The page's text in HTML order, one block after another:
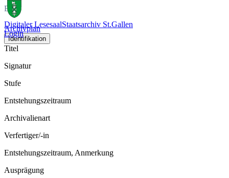
Digitaler LesesaalStaatsarchiv St.Gallen
Login
Bild
Archivplan
Identifikation
Titel
Signatur
Stufe
Entstehungszeitraum
Archivalienart
Verfertiger/-in
Entstehungszeitraum, Anmerkung
Ausprägung